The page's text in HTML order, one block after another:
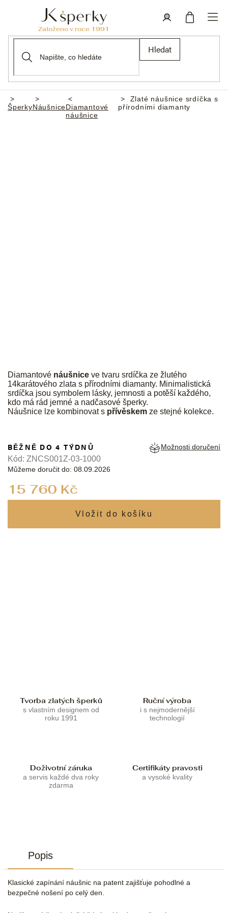
Hledat
Domů
ŠperkyNáušniceDiamantové
náušnice
Zlaté náušnice srdíčka s
přírodními diamanty
Diamantové náušnice ve tvaru srdíčka ze žlutého
14karátového zlata s přírodními diamanty. Minimalistická
srdíčka jsou symbolem lásky, jemnosti a potěší každého,
kdo má rád jemné a nadčasové šperky.
Náušnice lze kombinovat s přívěskem ze stejné kolekce.
15 760 Kč
BĚŽNĚ DO 4 TÝDNŮ
Můžeme doručit do: 08.09.2026
Možnosti doručení
Kód: ZNCS001Z-03-1000
Tvorba zlatých šperků
s vlastním designem od
roku 1991
Ruční výroba
i s nejmodernější
technologií
Doživotní záruka
a servis každé dva roky
zdarma
Certifikáty pravosti
a vysoké kvality
Popis
Klasické zapínání náušnic na patent zajišťuje pohodlné a
bezpečné nošení po celý den.